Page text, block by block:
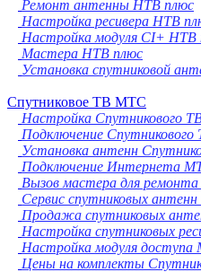
Ремонт антенны НТВ плюс
Настройка ресивера НТВ
Настройка модуля CI+ НТВ
Мастера НТВ плюс
Установка спутниковой
Спутниковое ТВ МТС
Настройка Спутникового
Подключение
Установка антенн
Подключение Интернета
Вызов мастера для
Сервис спутниковых
Продажа спутниковых
Настройка спутниковых
Настройка модуля
Цены на комплекты